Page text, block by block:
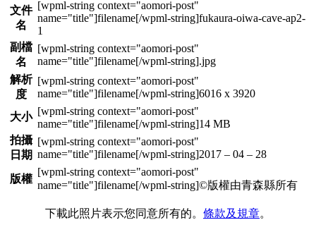
文件
名
fukaura-oiwa-cave-ap2-
1
副檔
名
.jpg
解析
度
6016 x 3920
大小
14 MB
拍攝
日期
2017 – 04 – 28
版權
©版權由青森縣所有
下載此照片表示您同意所有的。 條款及規章。